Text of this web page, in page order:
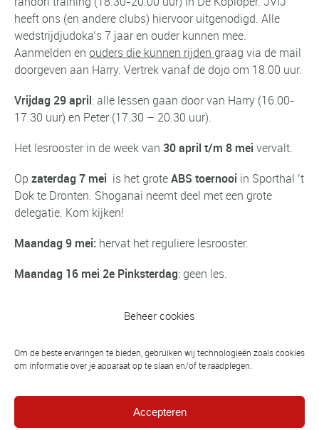
Beheer cookies
Om de beste ervaringen te bieden, gebruiken wij technologieën zoals cookies
om informatie over je apparaat op te slaan en/of te raadplegen.
Accepteren
heeft ons (en andere clubs) hiervoor uitgenodigd. Alle
wedstrijdjudoka’s 7 jaar en ouder kunnen mee.
Aanmelden en ouders die kunnen rijden graag via de mail
doorgeven aan Harry. Vertrek vanaf de dojo om 18.00 uur.
Vrijdag 29 april: alle lessen gaan door van Harry (16.00-
17.30 uur) en Peter (17.30 – 20.30 uur).
Het lesrooster in de week van 30 april t/m 8 mei vervalt.
Op zaterdag 7 mei is het groteABS toernooi in Sporthal ’t
Dok te Dronten. Shoganai neemt deel met een grote
delegatie. Kom kijken!
Maandag 9 mei: hervat het reguliere lesrooster.
Maandag 16 mei 2e Pinksterdag: geen les.
Van Schoonebeek naar Teplice en Lille!!
OFK Clubprijs voor Shoganai judoka's